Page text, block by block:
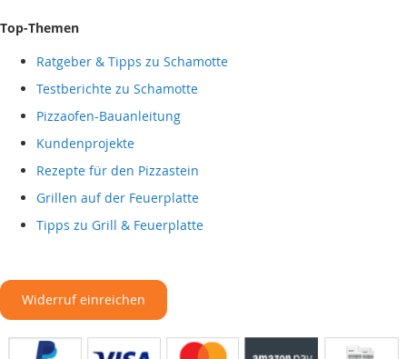
Top-Themen
Ratgeber & Tipps zu Schamotte
Testberichte zu Schamotte
Pizzaofen-Bauanleitung
Kundenprojekte
Rezepte für den Pizzastein
Grillen auf der Feuerplatte
Tipps zu Grill & Feuerplatte
Widerruf einreichen